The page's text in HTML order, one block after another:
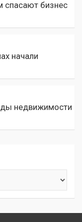
спасают бизнес
начали
недвижимости